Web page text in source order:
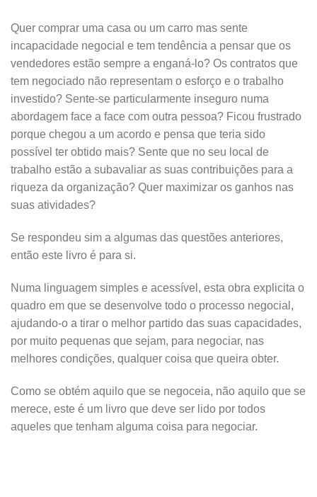
Quer comprar uma casa ou um carro mas sente
incapacidade negocial e tem tendência a pensar que os
vendedores estão sempre a enganá-lo? Os contratos que
tem negociado não representam o esforço e o trabalho
investido? Sente-se particularmente inseguro numa
abordagem face a face com outra pessoa? Ficou frustrado
porque chegou a um acordo e pensa que teria sido
possível ter obtido mais? Sente que no seu local de
trabalho estão a subavaliar as suas contribuições para a
riqueza da organização? Quer maximizar os ganhos nas
suas atividades?
Se respondeu sim a algumas das questões anteriores,
então este livro é para si.
Numa linguagem simples e acessível, esta obra explicita o
quadro em que se desenvolve todo o processo negocial,
ajudando-o a tirar o melhor partido das suas capacidades,
por muito pequenas que sejam, para negociar, nas
melhores condições, qualquer coisa que queira obter.
Como se obtém aquilo que se negoceia, não aquilo que se
merece, este é um livro que deve ser lido por todos
aqueles que tenham alguma coisa para negociar.